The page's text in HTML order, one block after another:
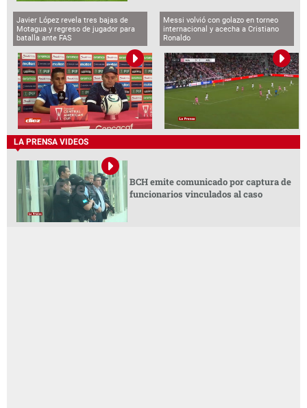
Javier López revela tres bajas de
Motagua y regreso de jugador para
batalla ante FAS
Messi volvió con golazo en torneo
internacional y acecha a Cristiano
Ronaldo
LA PRENSA VIDEOS
BCH emite comunicado por captura de
funcionarios vinculados al caso